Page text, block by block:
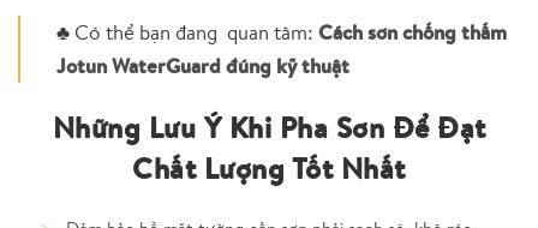
♣ Có thể bạn đang quan tâm: Cách sơn chống thấm
Jotun WaterGuard đúng kỹ thuật
Những Lưu Ý Khi Pha Sơn Để Đạt
Chất Lượng Tốt Nhất